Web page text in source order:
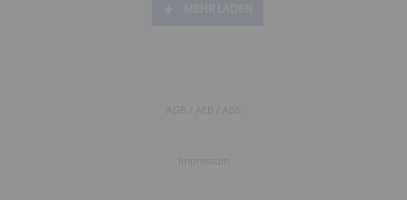
AGB / AEB / ABS
Impressum